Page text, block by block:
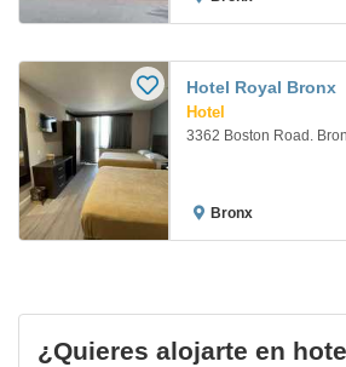
Hotel Royal Bronx
Hotel
3362 Boston Road.
Bronx
¿Quieres alojarte en